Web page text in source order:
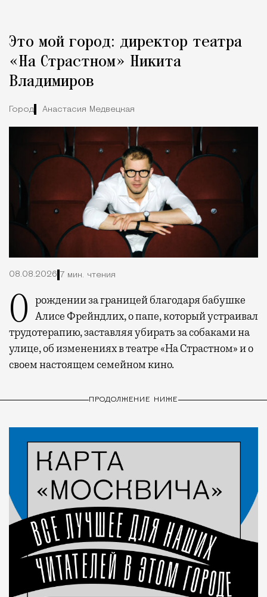
Это мой город: директор театра
«На Страстном» Никита
Владимиров
Город Анастасия Медвецкая
08.08.2026 7 мин. чтения
О рождении за границей благодаря бабушке Алисе Фрейндлих, о папе, который устраивал
трудотерапию, заставляя убирать за собаками на
улице, об изменениях в театре «На Страстном» и о
своем настоящем семейном кино.
ПРОДОЛЖЕНИЕ НИЖЕ